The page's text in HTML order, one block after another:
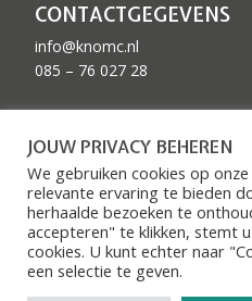
CONTACTGEGEVENS
info@knomc.nl
085 – 76 027 28
JOUW PRIVACY BEHEREN
We gebruiken cookies op
relevante ervaring te bieden
herhaalde bezoeken te
accepteren" te klikken, stemt
cookies. U kunt echter naar
een ​​selectie te geven.